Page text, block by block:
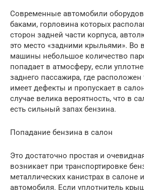
Современные автомобили
баками, горловина которых
сторон задней части корпуса,
это место «задними крыльями». Во
машины небольшое количество
попадает в атмосферу, если
заднего пассажира, где
имеет дефекты и пропускает в
случае велика вероятность, что в
есть сильный запах бензина.
Попадание бензина в салон
Это достаточно простая и
возникает при транспортировке
металлических канистрах в салоне
автомобиля. Если уплотнитель